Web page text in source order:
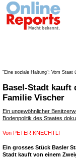
"Eine soziale Haltung": Vom Staat
Basel-Stadt kauft
Familie Vischer
Ein ungewöhnlicher
Bodenpolitik des Staates
Von PETER KNECHTLI
Ein grosses Stück Basler
Stadt kauft von einem